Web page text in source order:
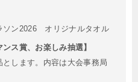
ソン2026 オリジナルタオル
ス賞、お楽しみ抽選】
します。内容は大会事務局